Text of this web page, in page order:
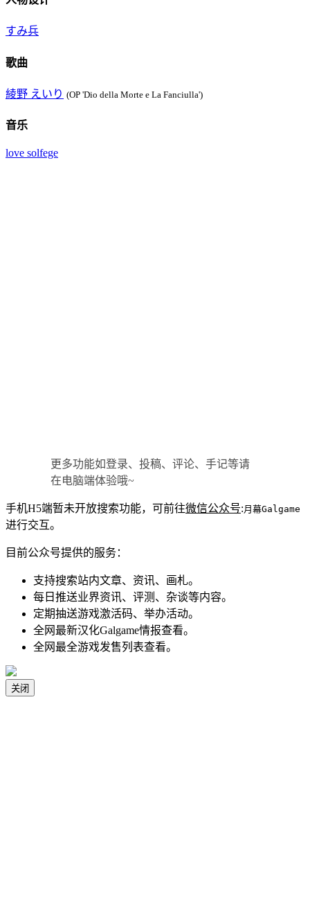
すみ兵
歌曲
綾野 えいり (OP 'Dio della Morte e La Fanciulla')
音乐
love solfege
更多功能如登录、投稿、评论、手记等请
在电脑端体验哦~
手机H5端暂未开放搜索功能，可前往微信公众号:月幕Galgame
进行交互。
目前公众号提供的服务：
支持搜索站内文章、资讯、画札。
每日推送业界资讯、评测、杂谈等内容。
定期抽送游戏激活码、举办活动。
全网最新汉化Galgame情报查看。
全网最全游戏发售列表查看。
关闭